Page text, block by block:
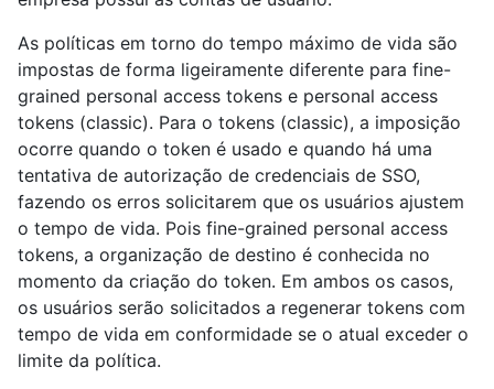
As políticas em torno do tempo máximo de vida são
impostas de forma ligeiramente diferente para fine-
grained personal access tokens e personal access
tokens (classic). Para o tokens (classic), a imposição
ocorre quando o token é usado e quando há uma
tentativa de autorização de credenciais de SSO,
fazendo os erros solicitarem que os usuários ajustem
o tempo de vida. Pois fine-grained personal access
tokens, a organização de destino é conhecida no
momento da criação do token. Em ambos os casos,
os usuários serão solicitados a regenerar tokens com
tempo de vida em conformidade se o atual exceder o
limite da política.